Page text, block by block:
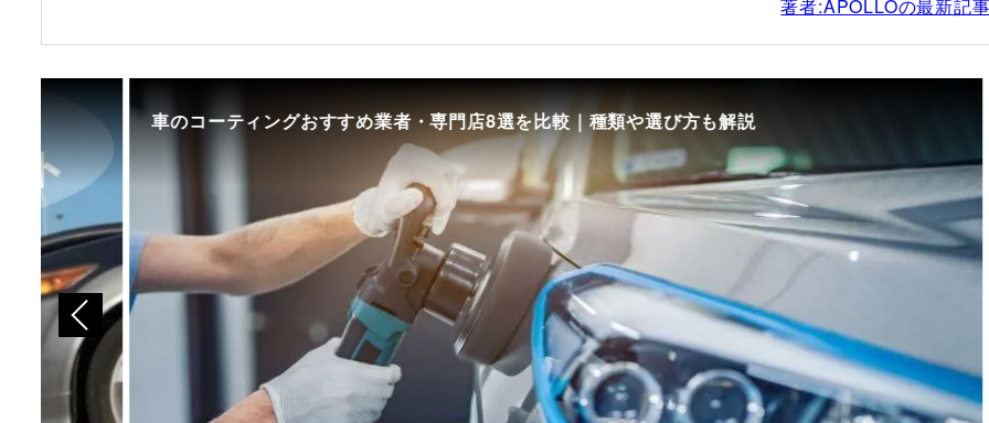
著者:APOLLOの最新記
車のコーティングおすすめ業者・専門店8選を比較｜種類や選び方も解説